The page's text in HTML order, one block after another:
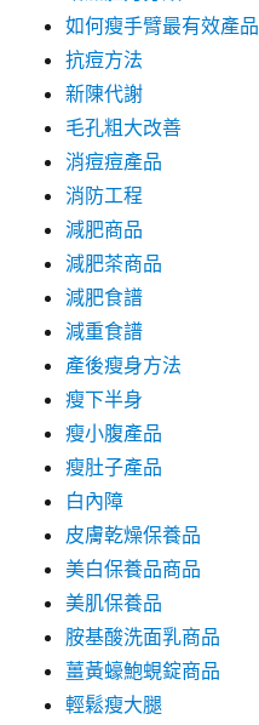
如何瘦手臂最有效產品
抗痘方法
新陳代謝
毛孔粗大改善
消痘痘產品
消防工程
減肥商品
減肥茶商品
減肥食譜
減重食譜
產後瘦身方法
瘦下半身
瘦小腹產品
瘦肚子產品
白內障
皮膚乾燥保養品
美白保養品商品
美肌保養品
胺基酸洗面乳商品
薑黃蠔鮑蜆錠商品
輕鬆瘦大腿